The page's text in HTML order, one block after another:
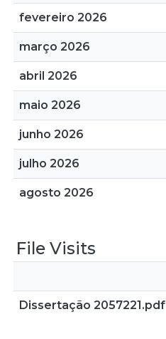
fevereiro 2026
março 2026
abril 2026
maio 2026
junho 2026
julho 2026
agosto 2026
File Visits
Dissertação 2057221.pdf